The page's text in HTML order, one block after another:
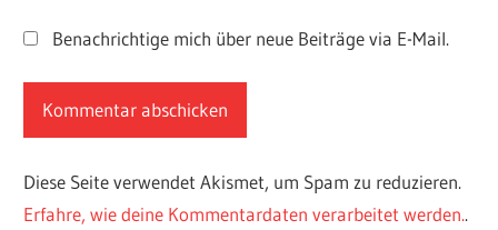
Benachrichtige mich über neue Beiträge via E-Mail.
Diese Seite verwendet Akismet, um Spam zu reduzieren.
Erfahre, wie deine Kommentardaten verarbeitet werden..